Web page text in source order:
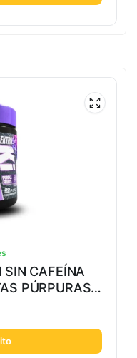
SIN CAFEÍNA
PÚRPURAS